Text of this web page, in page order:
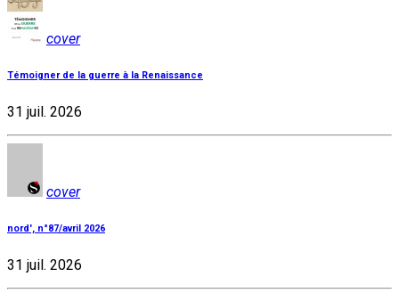
cover
Témoigner de la guerre à la Renaissance
31 juil. 2026
cover
nord', n°87/avril 2026
31 juil. 2026